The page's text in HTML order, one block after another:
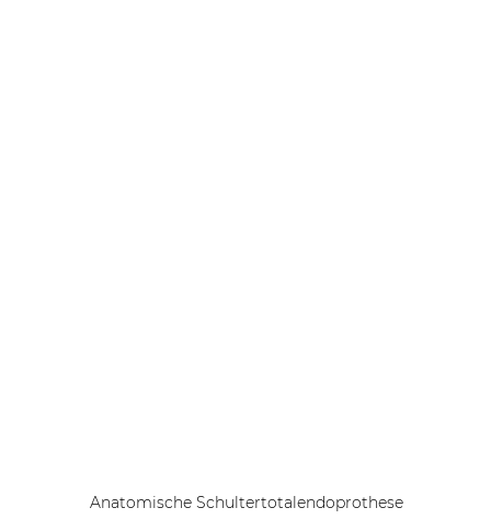
Anatomische Schultertotalendoprothese